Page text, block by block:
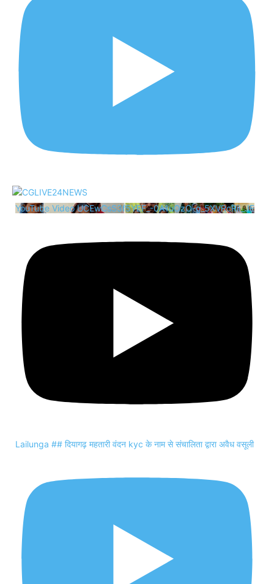
YouTube Video UCEwCsS3f5YEF_-0A1uOzO-g_5XVRcRii_JE
Lailunga ## दियागढ़ महतारी वंदन kyc के नाम से संचालिता द्वारा अवैध वसूली